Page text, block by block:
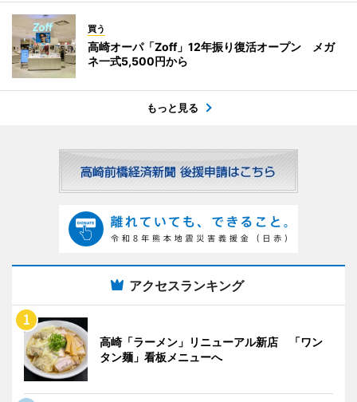
買う
高崎オーパ「Zoff」12年振り復活オープン メガ
ネ一式5,500円から
もっと見る
アクセスランキング
高崎「ラーメン」リニューアル新店 「ワン
タン麺」看板メニューへ